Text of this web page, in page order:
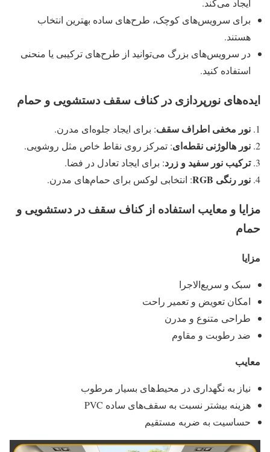
ایجاد می‌کند.
برای سرویس‌های کوچک، طرح‌های ساده بهترین انتخاب
هستند.
در سرویس‌های بزرگ می‌توانید از طرح‌های ترکیبی یا منحنی
استفاده کنید.
ایده‌های نورپردازی در کناف سقف دستشویی و حمام
نور مخفی اطراف سقف: برای ایجاد جلوه‌ای مدرن.
نور هالوژنی نقطه‌ای: تمرکز روی نقاط خاص مثل روشویی.
ترکیب نور سفید و زرد: برای ایجاد تعادل در فضا.
نور رنگی : انتخابی لوکس برای حمام‌های مدرن.
مزایا و معایب استفاده از کناف سقف در دستشویی و
حمام
مزایا
سبک و سریع‌الاجرا
امکان تعویض و تعمیر راحت
طراحی متنوع و مدرن
ضد رطوبت و مقاوم
معایب
نیاز به نگهداری در محیط‌های بسیار مرطوب
هزینه بیشتر نسبت به سقف‌های ساده PVC
حساسیت به ضربه مستقیم